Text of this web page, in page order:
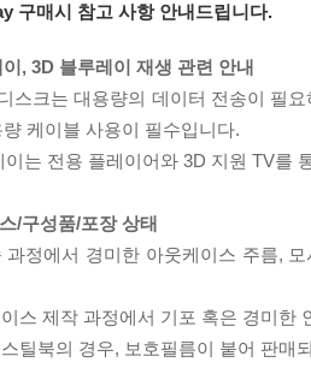
구매시 참고 사항 안내드립니다.
, 3D 블루레이 재생 관련 안내
스크는 대용량의 데이터 전송이 필
케이블 사용이 필수입니다.
이는 전용 플레이어와 3D 지원 TV를
/구성품/포장 상태
과정에서 경미한 아웃케이스 주름,
스 제작 과정에서 기포 혹은 경미한
틸북의 경우, 보호필름이 붙어 판매